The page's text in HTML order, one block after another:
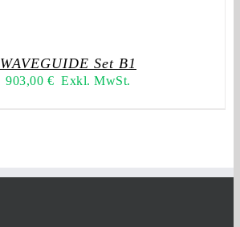
WAVEGUIDE Set B1
903,00 € Exkl. MwSt.